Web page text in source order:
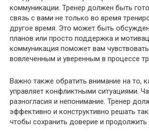
коммуникации. Тренер должен быть
связь с вами не только во время
другое время. Это может быть
планов или просто поддержка и
коммуникация поможет вам
вовлеченным и уверенным в процессе
Важно также обратить внимание на то,
управляет конфликтными ситуациями.
разногласия и непонимание. Тренер
эффективно и конструктивно решать
чтобы сохранить доверие и продолжить